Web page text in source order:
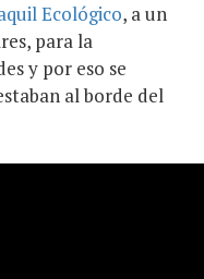
Ecológico, a un
para la
y por eso se
al borde del